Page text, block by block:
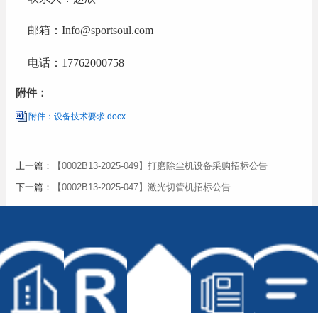
邮箱： Info@sportsoul.com
电话： 17762000758
附件：
附件：设备技术要求.docx
上一篇：
【0002B13-2025-049】打磨除尘机设备采购招标公告
下一篇：
【0002B13-2025-047】激光切管机招标公告
© Copyright Sportsoul Co.,Ltd All Rights Reserved